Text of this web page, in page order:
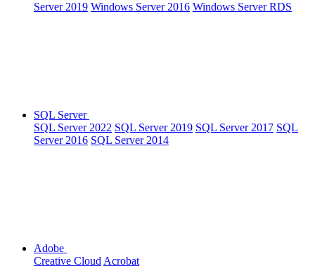
Server 2019 Windows Server 2016 Windows Server RDS
SQL Server
SQL Server 2022 SQL Server 2019 SQL Server 2017 SQL
Server 2016 SQL Server 2014
Adobe
Creative Cloud Acrobat